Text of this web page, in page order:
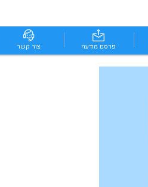
פרסם מודעה צור קשר